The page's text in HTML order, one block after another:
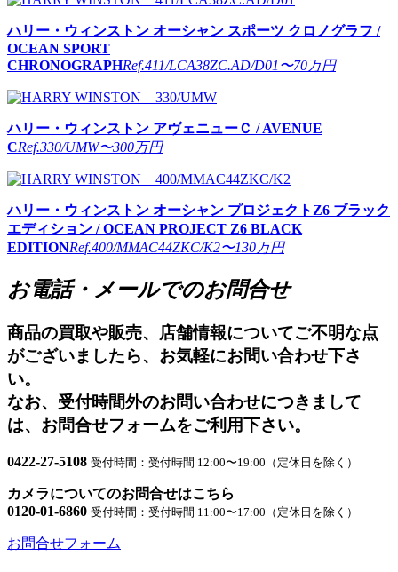
ハリー・ウィンストン オーシャン スポーツ クロノグラフ /
OCEAN SPORT
CHRONOGRAPHRef.411/LCA38ZC.AD/D01 〜70万円
ハリー・ウィンストン アヴェニューＣ / AVENUE
CRef.330/UMW〜300万円
ハリー・ウィンストン オーシャン プロジェクトZ6 ブラック
エディション / OCEAN PROJECT Z6 BLACK
EDITIONRef.400/MMAC44ZKC/K2〜130万円
お電話・メールでのお問合せ
商品の買取や販売、店舗情報についてご不明な点
がございましたら、お気軽にお問い合わせ下さ
い。
なお、受付時間外のお問い合わせにつきまして
は、お問合せフォームをご利用下さい。
0422-27-5108 受付時間：受付時間 12:00〜19:00（定休日を除く）
カメラについてのお問合せはこちら
0120-01-6860 受付時間：受付時間 11:00〜17:00（定休日を除く）
お問合せフォーム